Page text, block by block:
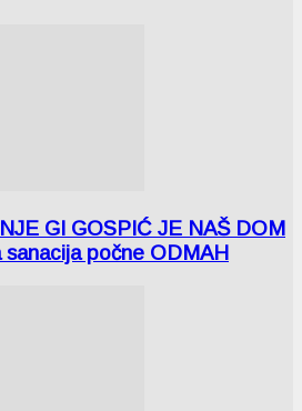
GI GOSPIĆ JE NAŠ DOM
sanacija počne ODMAH